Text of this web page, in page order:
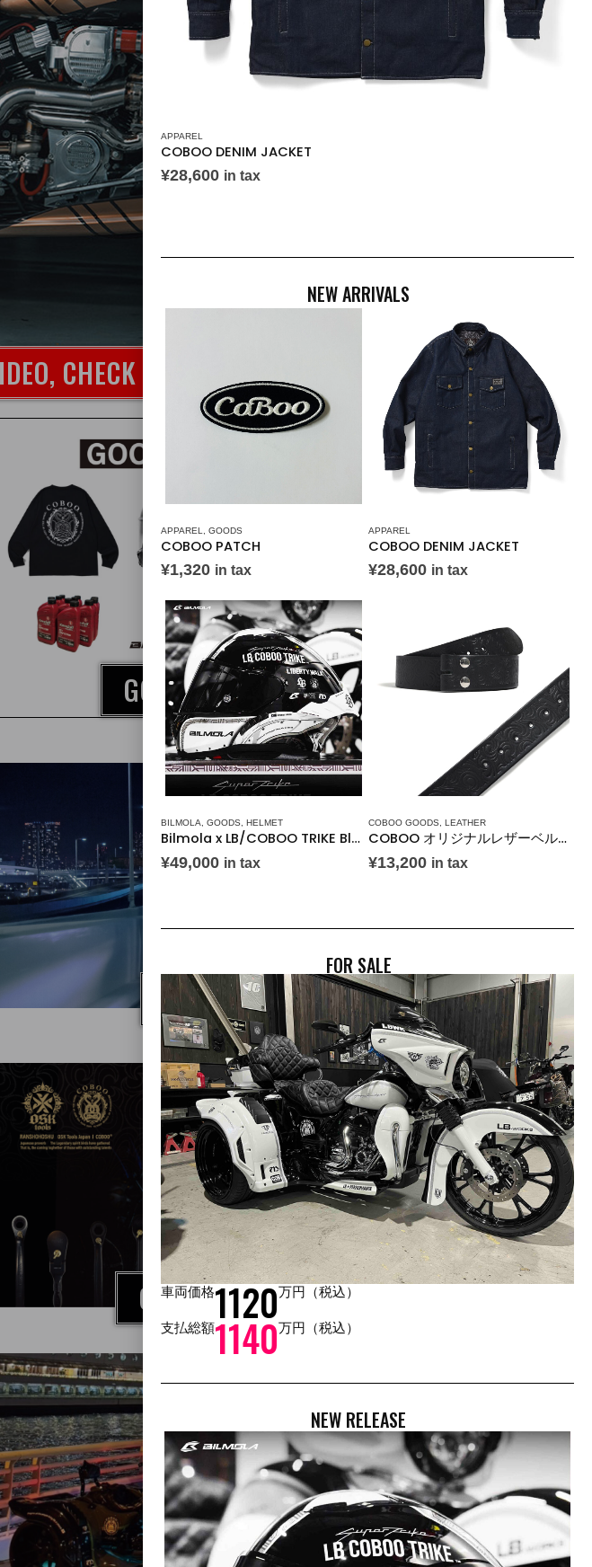
CHECK IT OUT
GOODS ONLINE STORE
ABOUT COBOO
OSK Tools × COBOO
APPAREL
COBOO DENIM JACKET
¥28,600 in tax
NEW ARRIVALS
APPAREL GOODS
COBOO PATCH
¥1,320 in tax
APPAREL
COBOO DENIM JACKET
¥28,600 in tax
BILMOLA, GOODS, HELMET
Bilmola x LB/COBOO TRIKE Black/White
¥49,000 in tax
COBOO GOODS, LEATHER
COBOO オリジナルレザーベルト（ベルトのみ）
¥13,200 in tax
FOR SALE
車両価格1120万円（税込）
支払総額1140万円（税込）
NEW RELEASE